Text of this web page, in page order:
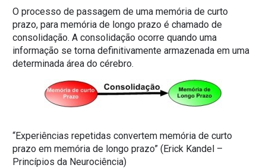
O processo de passagem de uma memória de curto
prazo, para memória de longo prazo é chamado de
consolidação. A consolidação ocorre quando uma
informação se torna definitivamente armazenada em uma
determinada área do cérebro.
“Experiências repetidas convertem memória de curto
prazo em memória de longo prazo” (Erick Kandel –
Princípios da Neurociência)